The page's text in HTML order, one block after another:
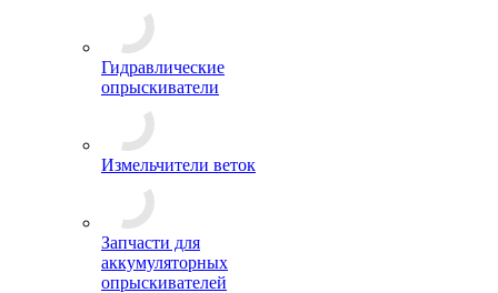
Гидравлические
опрыскиватели
Измельчители веток
Запчасти для
аккумуляторных
опрыскивателей